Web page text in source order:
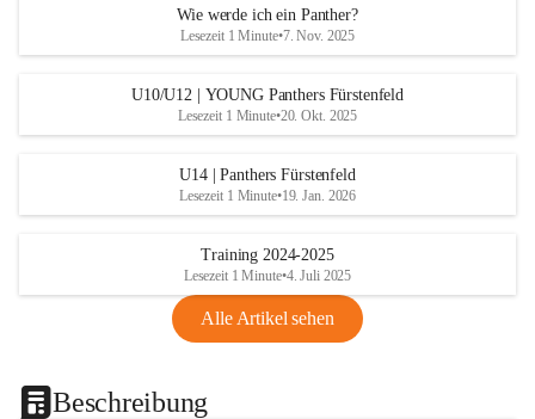
Wie werde ich ein Panther?
Lesezeit 1 Minute•7. Nov. 2025
U10/U12 | YOUNG Panthers Fürstenfeld
Lesezeit 1 Minute•20. Okt. 2025
U14 | Panthers Fürstenfeld
Lesezeit 1 Minute•19. Jan. 2026
Training 2024-2025
Lesezeit 1 Minute•4. Juli 2025
Alle Artikel sehen
Beschreibung